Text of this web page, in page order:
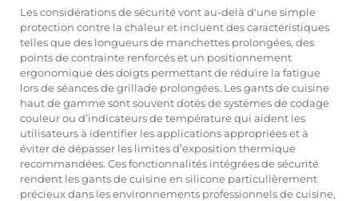
Les considérations de sécurité vont au-delà d'une simple
protection contre la chaleur et incluent des caractéristiques
telles que des longueurs de manchettes prolongées, des
points de contrainte renforcés et un positionnement
ergonomique des doigts permettant de réduire la fatigue
lors de séances de grillade prolongées. Les gants de cuisine
haut de gamme sont souvent dotés de systèmes de codage
couleur ou d’indicateurs de température qui aident les
utilisateurs à identifier les applications appropriées et à
éviter de dépasser les limites d’exposition thermique
recommandées. Ces fonctionnalités intégrées de sécurité
rendent les gants de cuisine en silicone particulièrement
précieux dans les environnements professionnels de cuisine,